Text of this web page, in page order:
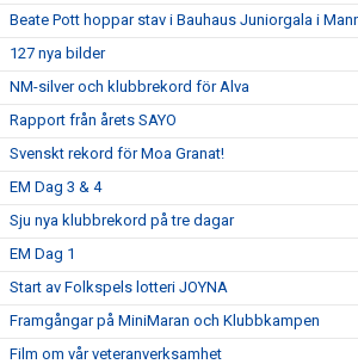
Beate Pott hoppar stav i Bauhaus Juniorgala i
127 nya bilder
NM-silver och klubbrekord för Alva
Rapport från årets SAYO
Svenskt rekord för Moa Granat!
EM Dag 3 & 4
Sju nya klubbrekord på tre dagar
EM Dag 1
Start av Folkspels lotteri JOYNA
Framgångar på MiniMaran och Klubbkampen
Film om vår veteranverksamhet